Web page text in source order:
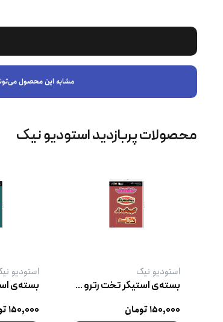
مشابه این محصول
محصولات پربازدید استودیو نیک
استودیو نیک
بسته‌ی استیکر تخت رترو پک ۴
۱۵۰,۰۰۰ تومان
استودیو
۱۵۰,۰۰۰ تومان